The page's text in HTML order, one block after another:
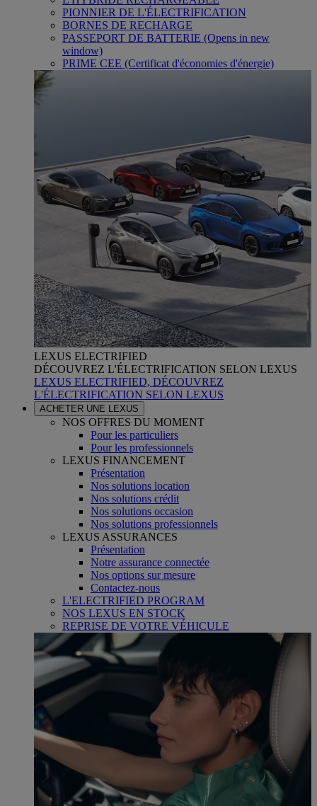
PIONNIER DE L'ÉLECTRIFICATION
BORNES DE RECHARGE
PASSEPORT DE BATTERIE (Opens in new
window)
PRIME CEE (Certificat d'économies d'énergie)
LEXUS ELECTRIFIED
DÉCOUVREZ L'ÉLECTRIFICATION SELON LEXUS
LEXUS ELECTRIFIED, DÉCOUVREZ
L'ÉLECTRIFICATION SELON LEXUS
ACHETER UNE LEXUS
NOS OFFRES DU MOMENT
Pour les particuliers
Pour les professionnels
LEXUS FINANCEMENT
Présentation
Nos solutions location
Nos solutions crédit
Nos solutions occasion
Nos solutions professionnels
LEXUS ASSURANCES
Présentation
Notre assurance connectée
Nos options sur mesure
Contactez-nous
L'ELECTRIFIED PROGRAM
NOS LEXUS EN STOCK
REPRISE DE VOTRE VÉHICULE